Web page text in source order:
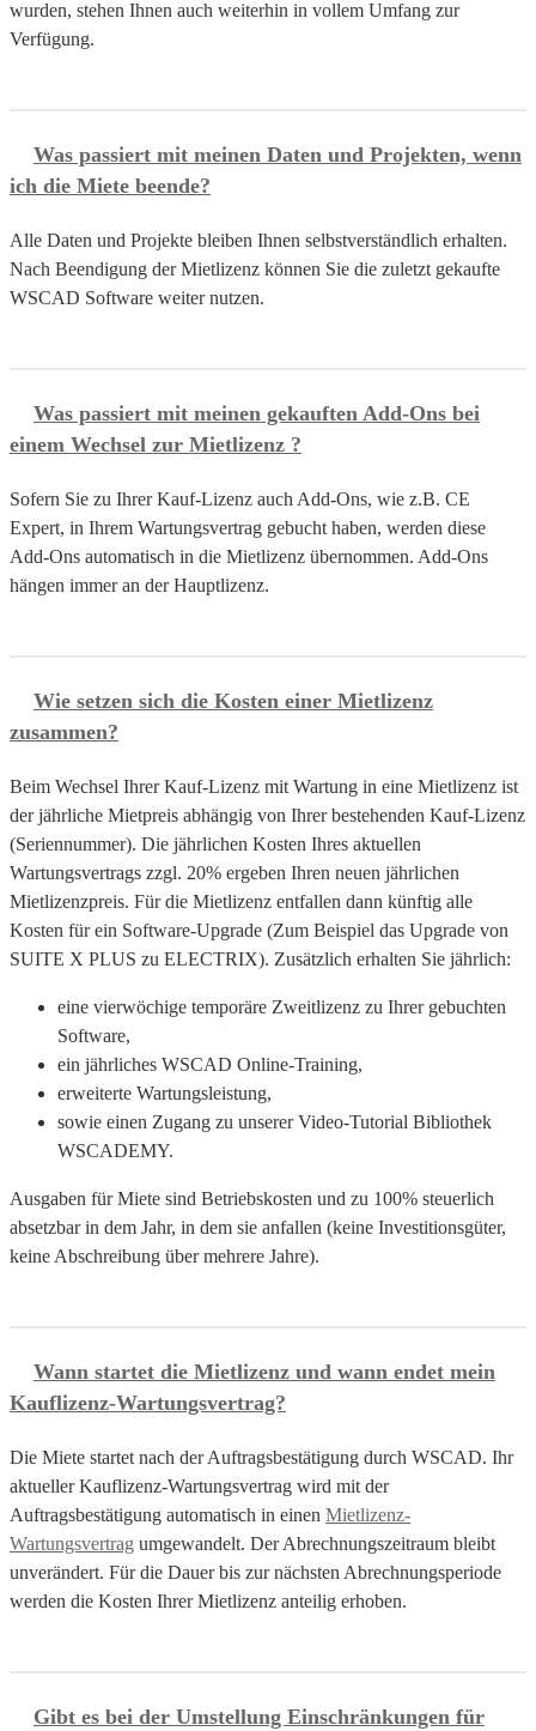
wurden, stehen Ihnen auch weiterhin in vollem Umfang zur
Verfügung.
Was passiert mit meinen Daten und Projekten, wenn
ich die Miete beende?
Alle Daten und Projekte bleiben Ihnen selbstverständlich erhalten.
Nach Beendigung der Mietlizenz können Sie die zuletzt gekaufte
WSCAD Software weiter nutzen.
Was passiert mit meinen gekauften Add-Ons bei
einem Wechsel zur Mietlizenz ?
Sofern Sie zu Ihrer Kauf-Lizenz auch Add-Ons, wie z.B. CE
Expert, in Ihrem Wartungsvertrag gebucht haben, werden diese
Add-Ons automatisch in die Mietlizenz übernommen. Add-Ons
hängen immer an der Hauptlizenz.
Wie setzen sich die Kosten einer Mietlizenz
zusammen?
Beim Wechsel Ihrer Kauf-Lizenz mit Wartung in eine Mietlizenz ist
der jährliche Mietpreis abhängig von Ihrer bestehenden Kauf-Lizenz
(Seriennummer). Die jährlichen Kosten Ihres aktuellen
Wartungsvertrags zzgl. 20% ergeben Ihren neuen jährlichen
Mietlizenzpreis. Für die Mietlizenz entfallen dann künftig alle
Kosten für ein Software-Upgrade (Zum Beispiel das Upgrade von
SUITE X PLUS zu ELECTRIX). Zusätzlich erhalten Sie jährlich:
eine vierwöchige temporäre Zweitlizenz zu Ihrer gebuchten
Software,
ein jährliches WSCAD Online-Training,
erweiterte Wartungsleistung,
sowie einen Zugang zu unserer Video-Tutorial Bibliothek
WSCADEMY.
Ausgaben für Miete sind Betriebskosten und zu 100% steuerlich
absetzbar in dem Jahr, in dem sie anfallen (keine Investitionsgüter,
keine Abschreibung über mehrere Jahre).
Wann startet die Mietlizenz und wann endet mein
Kauflizenz-Wartungsvertrag?
Die Miete startet nach der Auftragsbestätigung durch WSCAD. Ihr
aktueller Kauflizenz-Wartungsvertrag wird mit der
Auftragsbestätigung automatisch in einen Mietlizenz-
Wartungsvertrag umgewandelt. Der Abrechnungszeitraum bleibt
unverändert. Für die Dauer bis zur nächsten Abrechnungsperiode
werden die Kosten Ihrer Mietlizenz anteilig erhoben.
Gibt es bei der Umstellung Einschränkungen für